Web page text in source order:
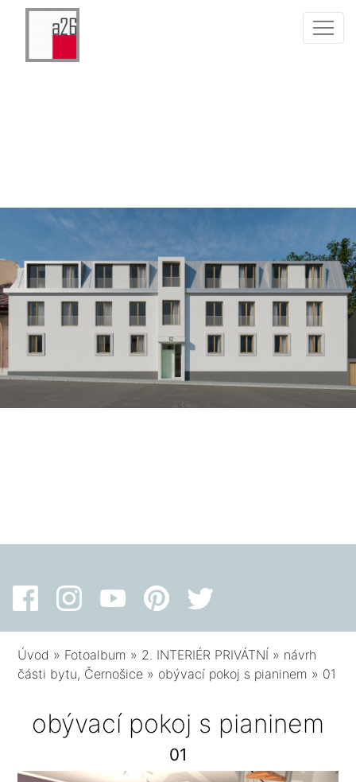
Úvod » Fotoalbum » 2. INTERIÉR PRIVÁTNÍ » návrh
části bytu, Černošice » obývací pokoj s pianinem » 01
obývací pokoj s pianinem
01